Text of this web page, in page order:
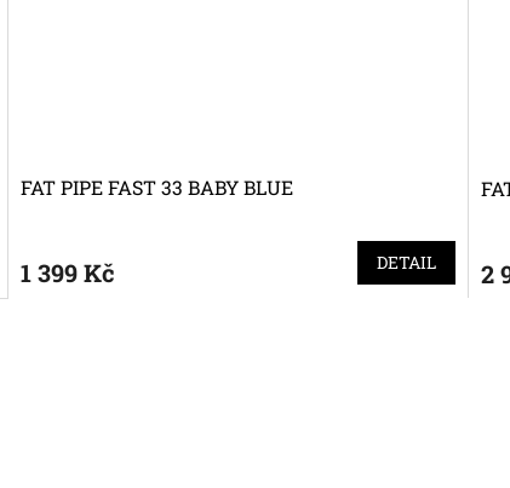
FAT PIPE FAST 33 BABY BLUE
1 399 Kč DETAIL 2